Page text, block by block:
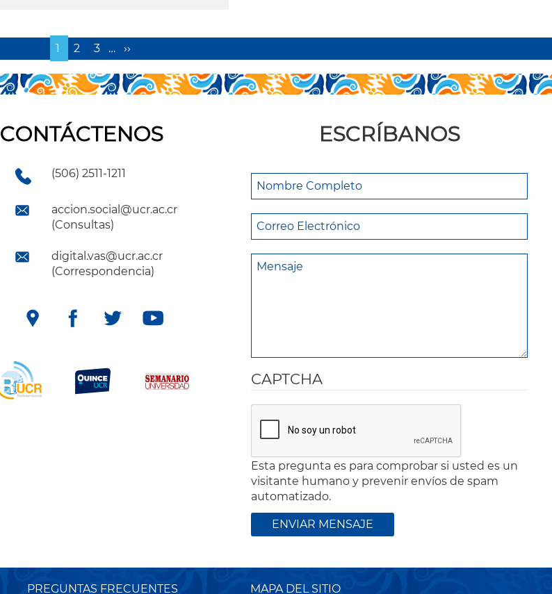
Página
actual
1 Page
2 Page
3 …
Siguiente
página
››
CONTÁCTENOS
(506) 2511-1211
accion.social@ucr.ac.cr
(Consultas)
digital.vas@ucr.ac.cr
(Correspondencia)
ESCRÍBANOS
CAPTCHA
Esta pregunta es para comprobar si usted es un
visitante humano y prevenir envíos de spam
automatizado.
PREGUNTAS FRECUENTES MAPA DEL SITIO